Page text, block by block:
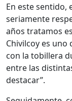
En este sentido,
seriamente
años tratamos
Chivilcoy es
con la tobillera
entre las
destacar”.